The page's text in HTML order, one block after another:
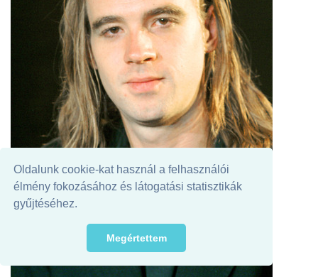
Oldalunk cookie-kat használ a felhasználói
élmény fokozásához és látogatási statisztikák
gyűjtéséhez.
Megértettem